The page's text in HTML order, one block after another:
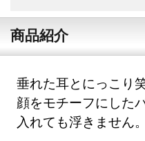
商品紹介
垂れた耳とにっこり
顔をモチーフにした
入れても浮きません。